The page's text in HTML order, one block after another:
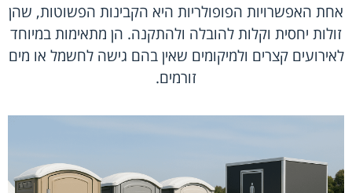
אחת האפשרויות הפופולריות היא הקבינות הפשוטות, שהן
זולות יחסית וקלות להובלה ולהתקנה. הן מתאימות במיוחד
לאירועים קצרים ולמיקומים שאין בהם גישה לחשמל או מים
זורמים.